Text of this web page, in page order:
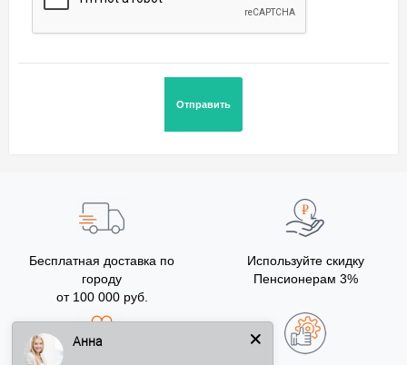
Бесплатная доставка по
городу
от 100 000 руб.
Используйте скидку
Пенсионерам 3%
Анна